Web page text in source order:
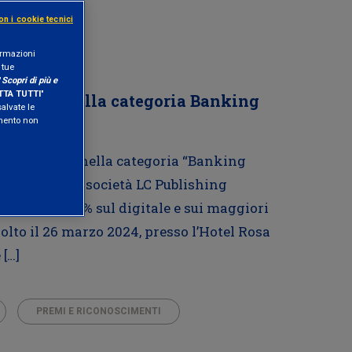
nella categoria Banking
2024, nella categoria “Banking
dalla società LC Publishing
al 100% sul digitale e sui maggiori
il 26 marzo 2024, presso l’Hotel Rosa
PREMI E RICONOSCIMENTI
Scopri di più e
TUTTI"
le
non
i cookie tecnici